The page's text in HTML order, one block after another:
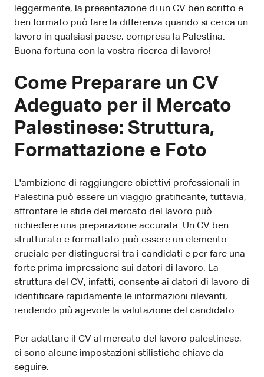
leggermente, la presentazione di un CV ben scritto e
ben formato può fare la differenza quando si cerca un
lavoro in qualsiasi paese, compresa la Palestina.
Buona fortuna con la vostra ricerca di lavoro!
Come Preparare un CV
Adeguato per il Mercato
Palestinese: Struttura,
Formattazione e Foto
L'ambizione di raggiungere obiettivi professionali in
Palestina può essere un viaggio gratificante, tuttavia,
affrontare le sfide del mercato del lavoro può
richiedere una preparazione accurata. Un CV ben
strutturato e formattato può essere un elemento
cruciale per distinguersi tra i candidati e per fare una
forte prima impressione sui datori di lavoro. La
struttura del CV, infatti, consente ai datori di lavoro di
identificare rapidamente le informazioni rilevanti,
rendendo più agevole la valutazione del candidato.
Per adattare il CV al mercato del lavoro palestinese,
ci sono alcune impostazioni stilistiche chiave da
seguire: